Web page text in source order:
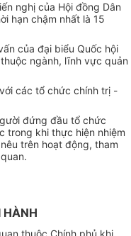
nghị của Hội đồng Dân
hạn chậm nhất là 15
của đại biểu Quốc hội
ngành, lĩnh vực quản
các tổ chức chính trị -
đứng đầu tổ chức
trong khi thực hiện nhiệm
trên hoạt động, tham
HÀNH
thuộc Chính phủ khi